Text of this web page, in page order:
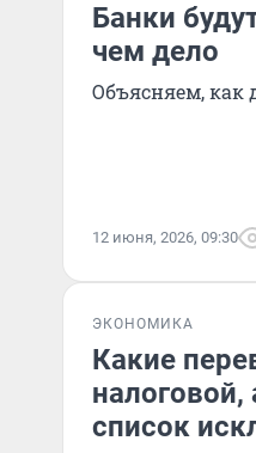
Банки
чем дело
Объясняем, как
12 июня, 2026, 09:30
ЭКОНОМИКА
Какие
налоговой,
список